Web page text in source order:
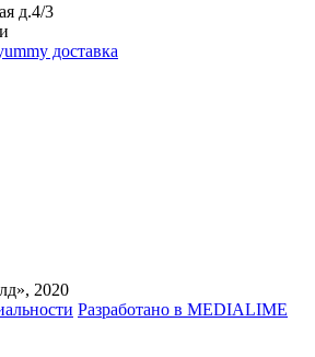
д.4/3
2020
Разработано в MEDIALIME